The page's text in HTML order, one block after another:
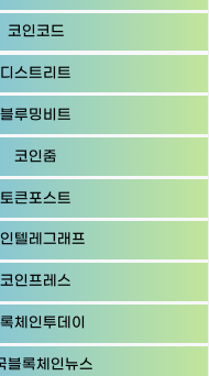
코인코드
디스트리트
블루밍비트
코인줌
토큰포스트
텔레그래프
코인프레스
체인투데이
블록체인뉴스